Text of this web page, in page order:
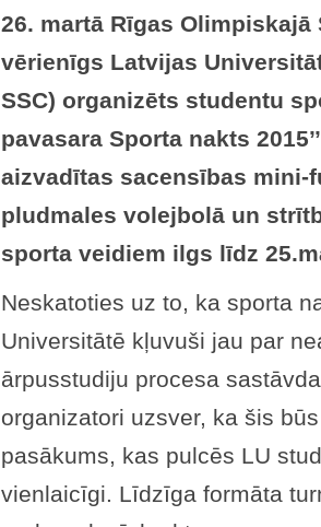
26. martā Rīgas
vērienīgs Latvijas
SSC) organizēts studentu
pavasara Sporta nakts
aizvadītas sacensības mini-
pludmales volejbolā un
sporta veidiem ilgs līdz
Neskatoties uz to, ka sporta
Universitātē kļuvuši jau par
ārpusstudiju procesa
organizatori uzsver, ka šis
pasākums, kas pulcēs LU
vienlaicīgi. Līdzīga formāta